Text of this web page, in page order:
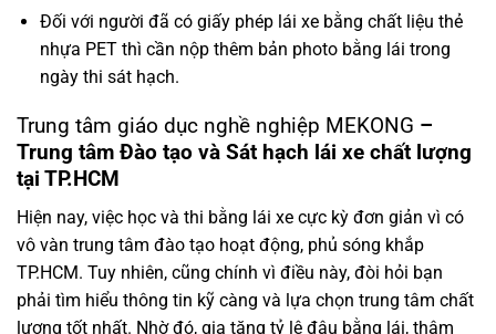
Đối với người đã có giấy phép lái xe bằng chất liệu thẻ
nhựa PET thì cần nộp thêm bản photo bằng lái trong
ngày thi sát hạch.
Trung tâm giáo dục nghề nghiệp MEKONG –
Trung tâm Đào tạo và Sát hạch lái xe chất lượng
tại TP.HCM
Hiện nay, việc học và thi bằng lái xe cực kỳ đơn giản vì có
vô vàn trung tâm đào tạo hoạt động, phủ sóng khắp
TP.HCM. Tuy nhiên, cũng chính vì điều này, đòi hỏi bạn
phải tìm hiểu thông tin kỹ càng và lựa chọn trung tâm chất
lượng tốt nhất. Nhờ đó, gia tăng tỷ lệ đậu bằng lái, thậm